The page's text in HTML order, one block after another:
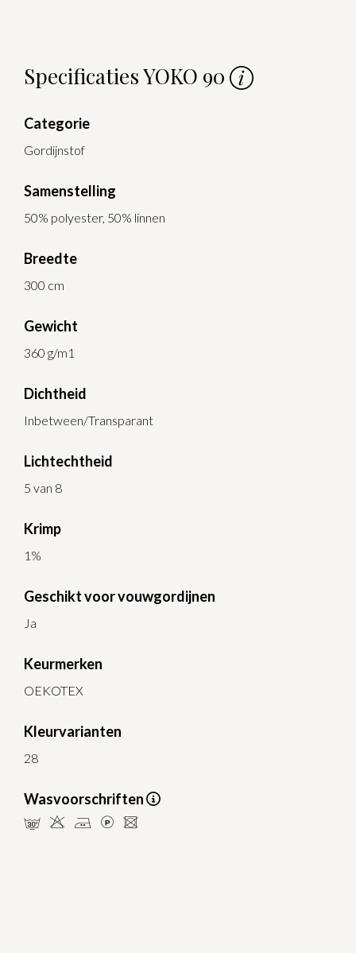
Specificaties YOKO 90
Categorie
Gordijnstof
Samenstelling
50% polyester, 50% linnen
Breedte
300 cm
Gewicht
360 g/m1
Dichtheid
Inbetween/Transparant
Lichtechtheid
5 van 8
Krimp
1%
Geschikt voor vouwgordijnen
Ja
Keurmerken
OEKOTEX
Kleurvarianten
28
Wasvoorschriften
mHELU